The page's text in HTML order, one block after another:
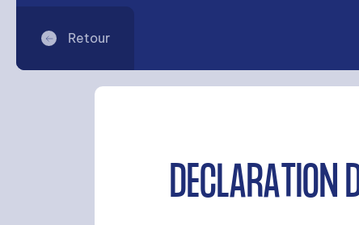
Retour
DÉCLARATION